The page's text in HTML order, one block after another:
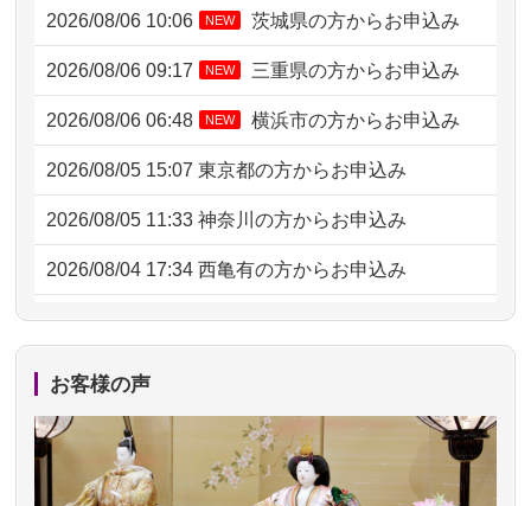
2026/08/06 10:06 NEW 茨城県の方からお申込み
2026/08/06 09:17 NEW 三重県の方からお申込み
2026/08/06 06:48 NEW 横浜市の方からお申込み
2026/08/05 15:07 東京都の方からお申込み
2026/08/05 11:33 神奈川の方からお申込み
2026/08/04 17:34 西亀有の方からお申込み
2026/08/04 15:40 千葉県の方からお申込み
2026/08/04 14:04
2026/08/04 00:38 中野区の方からお申込み
2026/08/03 21:17 愛知県の方からお申込み
お客様の声